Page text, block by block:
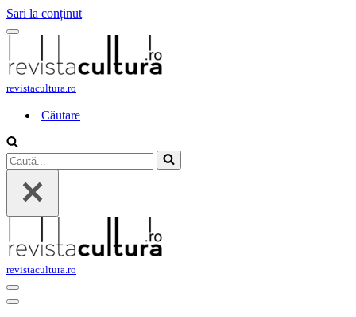
Sari la conținut
Meniu
navigare
revistacultura.ro
Căutare
Caută...
revistacultura.ro
Meniu
de
Meniu